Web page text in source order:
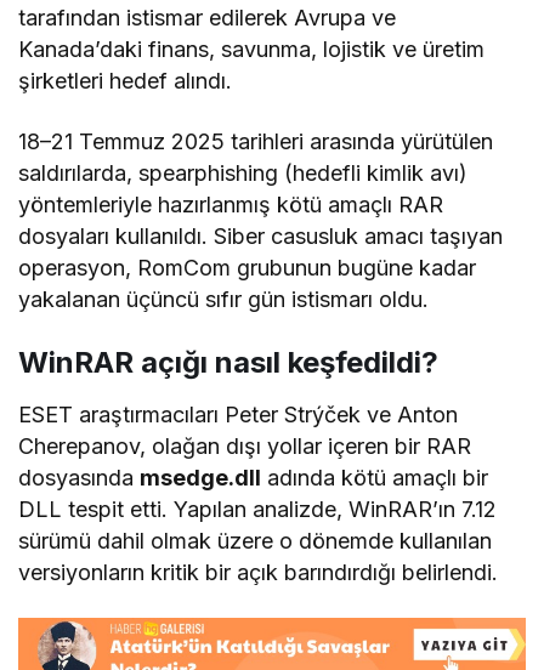
tarafından istismar edilerek Avrupa ve
Kanada’daki finans, savunma, lojistik ve üretim
şirketleri hedef alındı.
18–21 Temmuz 2025 tarihleri arasında yürütülen
saldırılarda, spearphishing (hedefli kimlik avı)
yöntemleriyle hazırlanmış kötü amaçlı RAR
dosyaları kullanıldı. Siber casusluk amacı taşıyan
operasyon, RomCom grubunun bugüne kadar
yakalanan üçüncü sıfır gün istismarı oldu.
WinRAR açığı nasıl keşfedildi?
ESET araştırmacıları Peter Strýček ve Anton
Cherepanov, olağan dışı yollar içeren bir RAR
dosyasında msedge.dll adında kötü amaçlı bir
DLL tespit etti. Yapılan analizde, WinRAR’ın 7.12
sürümü dahil olmak üzere o dönemde kullanılan
versiyonların kritik bir açık barındırdığı belirlendi.